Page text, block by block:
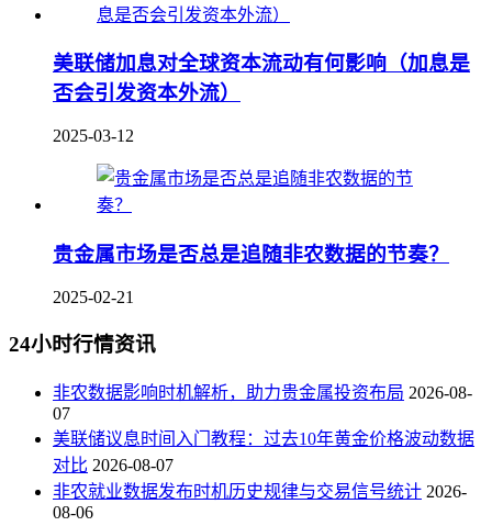
美联储加息对全球资本流动有何影响（加息是
否会引发资本外流）
2025-03-12
贵金属市场是否总是追随非农数据的节奏？
2025-02-21
24小时行情资讯
非农数据影响时机解析，助力贵金属投资布局 2026-08-
07
美联储议息时间入门教程：过去10年黄金价格波动数据
对比 2026-08-07
非农就业数据发布时机历史规律与交易信号统计 2026-
08-06